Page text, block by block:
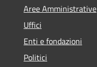
Aree Amministrative
Uffici
Enti e fondazioni
Politici